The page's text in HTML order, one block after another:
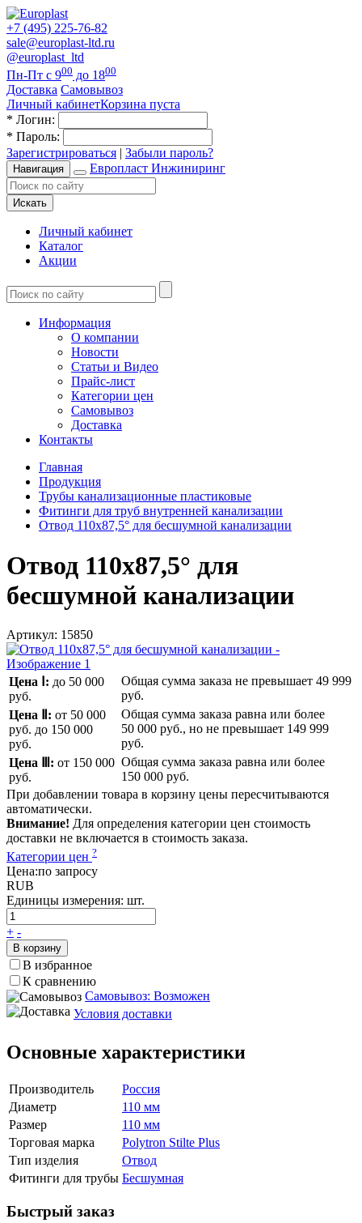
+7 (495) 225-76-82
sale@europlast-ltd.ru
@europlast_ltd
Пн-Пт с 900 до 1800
Доставка Самовывоз
Личный кабинетКорзина пуста
* Логин:
* Пароль:
Зарегистрироваться | Забыли пароль?
Навигация Европласт Инжиниринг
Искать
Личный кабинет
Каталог
Акции
Информация
О компании
Новости
Статьи и Видео
Прайс-лист
Категории цен
Самовывоз
Доставка
Контакты
Главная
Продукция
Трубы канализационные пластиковые
Фитинги для труб внутренней канализации
Отвод 110x87,5° для бесшумной канализации
Отвод 110x87,5° для
бесшумной канализации
Артикул: 15850
Цена Ⅰ: до 50 000
руб.
Общая сумма заказа не превышает 49 999
руб.
Цена Ⅱ: от 50 000
руб. до 150 000
руб.
Общая сумма заказа равна или более
50 000 руб., но не превышает 149 999
руб.
Цена Ⅲ: от 150 000
руб.
Общая сумма заказа равна или более
150 000 руб.
При добавлении товара в корзину цены пересчитываются
автоматически.
Внимание! Для определения категории цен стоимость
доставки не включается в стоимость заказа.
Категории цен ?
Цена:по запросу
RUB
Единицы измерения: шт.
+ -
В корзину
В избранное
К сравнению
Самовывоз: Возможен
Условия доставки
Основные характеристики
Производитель
Россия
Диаметр
110 мм
Размер
110 мм
Торговая марка
Polytron Stilte Plus
Тип изделия
Отвод
Фитинги для трубы Бесшумная
Быстрый заказ